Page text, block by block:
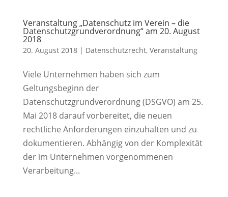
Veranstaltung „Datenschutz im Verein – die
Datenschutzgrundverordnung“ am 20. August
2018
20. August 2018| Datenschutzrecht, Veranstaltung
Viele Unternehmen haben sich zum
Geltungsbeginn der
Datenschutzgrundverordnung (DSGVO) am 25.
Mai 2018 darauf vorbereitet, die neuen
rechtliche Anforderungen einzuhalten und zu
dokumentieren. Abhängig von der Komplexität
der im Unternehmen vorgenommenen
Verarbeitung...